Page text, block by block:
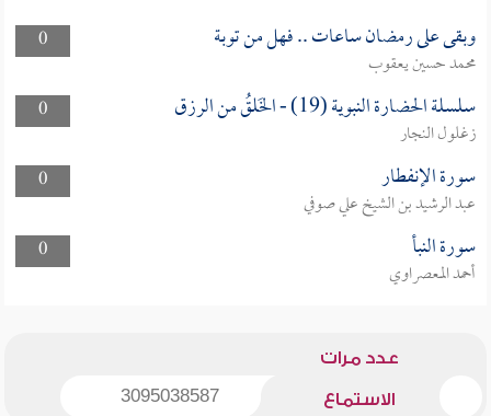
0 وبقى على رمضان ساعات .. فهل من توبة
محمد حسين يعقوب
0
سلسلة الحضارة النبوية (19) - الخَلقُ من الرزق
زغلول النجار
0
سورة الإنفطار
عبد الرشيد بن الشيخ علي صوفي
0
سورة النبأ
أحمد المعصراوي
عدد مرات
الاستماع 3095038587